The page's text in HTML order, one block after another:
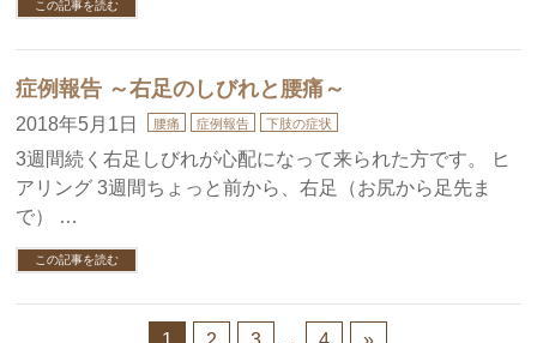
この記事を読む
症例報告 ～右足のしびれと腰痛～
2018年5月1日 腰痛 症例報告 下肢の症状
3週間続く右足しびれが心配になって来られた方です。 ヒ
アリング 3週間ちょっと前から、右足（お尻から足先ま
で） …
この記事を読む